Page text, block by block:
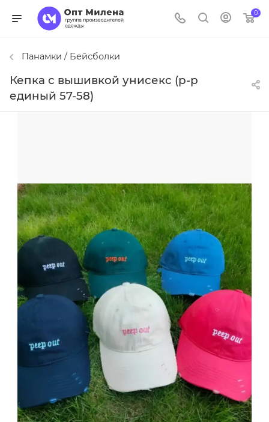
0
Панамки / Бейсболки
Кепка с вышивкой унисекс (р-р
единый 57-58)